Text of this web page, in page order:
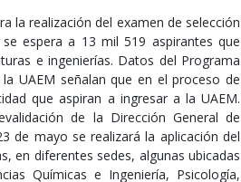
la realización del examen de selección
espera a 13 mil 519 aspirantes que
e ingenierías. Datos del Programa
UAEM señalan que en el proceso de
que aspiran a ingresar a la UAEM.
de la Dirección General de
de mayo se realizará la aplicación del
en diferentes sedes, algunas ubicadas
Químicas e Ingeniería, Psicología,